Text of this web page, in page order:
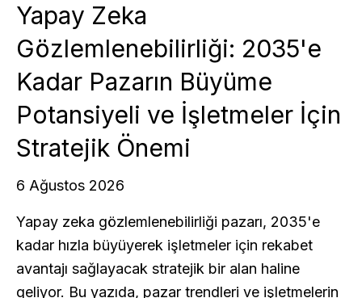
Yapay Zeka
Gözlemlenebilirliği: 2035'e
Kadar Pazarın Büyüme
Potansiyeli ve İşletmeler İçin
Stratejik Önemi
6 Ağustos 2026
Yapay zeka gözlemlenebilirliği pazarı, 2035'e
kadar hızla büyüyerek işletmeler için rekabet
avantajı sağlayacak stratejik bir alan haline
geliyor. Bu yazıda, pazar trendleri ve işletmelerin